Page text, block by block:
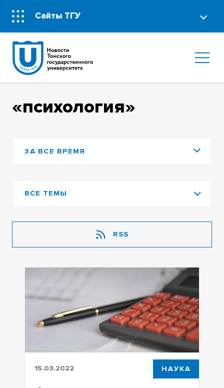
Сайты ТГУ
«психология»
ЗА ВСЕ ВРЕМЯ
ВСЕ ТЕМЫ
RSS
15.03.2022 НАУКА